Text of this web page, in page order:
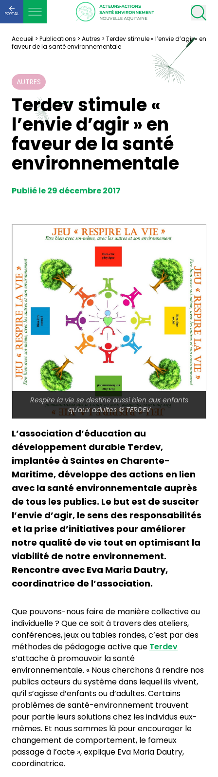
PORTAIL
Accueil > Publications > Autres > Terdev stimule « l’envie d’agir » en
faveur de la santé environnementale
AUTRES
Terdev stimule «
l’envie d’agir » en
faveur de la santé
environnementale
Publié le 29 décembre 2017
Respire la vie se destine aussi bien aux enfants
qu'aux adultes © TERDEV
L’association d’éducation au
développement durable Terdev,
implantée à Saintes en Charente-
Maritime, développe des actions en lien
avec la santé environnementale auprès
de tous les publics. Le but est de susciter
l’envie d’agir, le sens des responsabilités
et la prise d’initiatives pour améliorer
notre qualité de vie tout en optimisant la
viabilité de notre environnement.
Rencontre avec Eva Maria Dautry,
coordinatrice de l’association.
Que pouvons-nous faire de manière collective ou
individuelle ? Que ce soit à travers des ateliers,
conférences, jeux ou tables rondes, c’est par des
méthodes de pédagogie active que Terdev
s’attache à promouvoir la santé
environnementale. « Nous cherchons à rendre nos
publics acteurs du système dans lequel ils vivent,
qu’il s’agisse d’enfants ou d’adultes. Certains
problèmes de santé-environnement trouvent
pour partie leurs solutions chez les individus eux-
mêmes. Et nous sommes là pour encourager le
changement de comportement, le fameux
passage à l’acte », explique Eva Maria Dautry,
coordinatrice.